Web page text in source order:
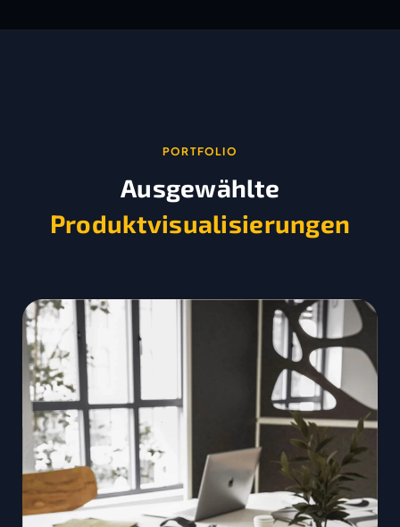
PORTFOLIO
Ausgewählte
Produktvisualisierungen